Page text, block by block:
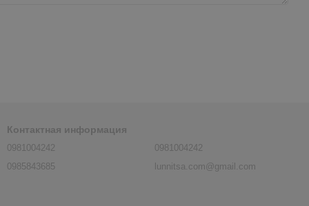
Контактная информация
0981004242
0985843685
0981004242
lunnitsa.com@gmail.com